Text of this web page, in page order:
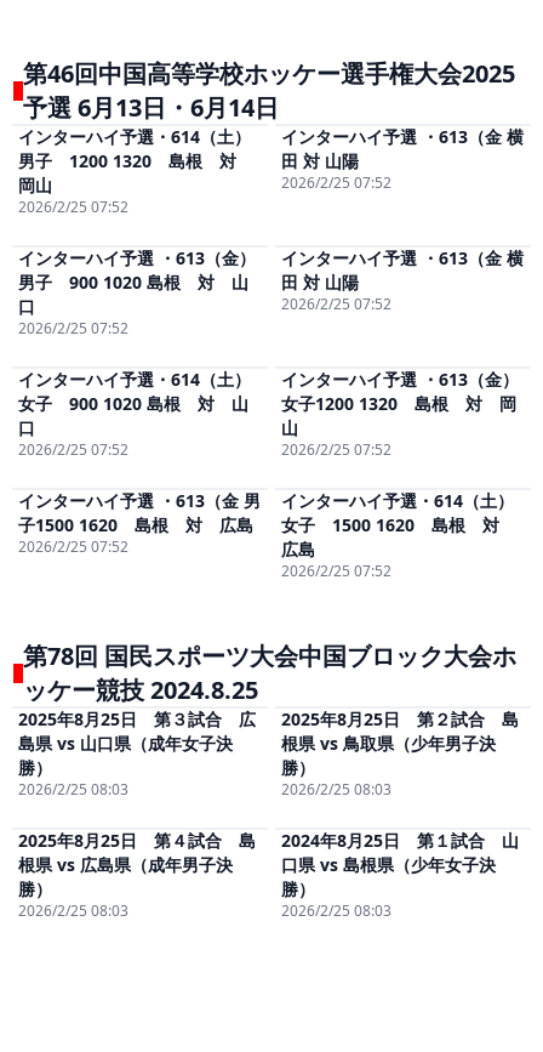
第46回中国高等学校ホッケー選手権大会2025
予選 6月13日・6月14日
視聴 (無料)
インターハイ予選・614（土）
男子 1200 1320 島根 対
岡山
2026/2/25 07:52
視聴 (無料)
インターハイ予選 ・613（金 横
田 対 山陽
2026/2/25 07:52
視聴 (無料)
インターハイ予選 ・613（金）
男子 900 1020 島根 対 山
口
2026/2/25 07:52
視聴 (無料)
インターハイ予選 ・613（金 横
田 対 山陽
2026/2/25 07:52
視聴 (無料)
インターハイ予選・614（土）
女子 900 1020 島根 対 山
口
2026/2/25 07:52
視聴 (無料)
インターハイ予選 ・613（金）
女子1200 1320 島根 対 岡
山
2026/2/25 07:52
視聴 (無料)
インターハイ予選 ・613（金 男
子1500 1620 島根 対 広島
2026/2/25 07:52
視聴 (無料)
インターハイ予選・614（土）
女子 1500 1620 島根 対
広島
2026/2/25 07:52
第78回 国民スポーツ大会中国ブロック大会ホ
ッケー競技 2024.8.25
視聴 (無料)
2025年8月25日 第３試合 広
島県 vs 山口県（成年女子決
勝）
2026/2/25 08:03
視聴 (無料)
2025年8月25日 第２試合 島
根県 vs 鳥取県（少年男子決
勝）
2026/2/25 08:03
視聴 (無料)
2025年8月25日 第４試合 島
根県 vs 広島県（成年男子決
勝）
2026/2/25 08:03
視聴 (無料)
2024年8月25日 第１試合 山
口県 vs 島根県（少年女子決
勝）
2026/2/25 08:03